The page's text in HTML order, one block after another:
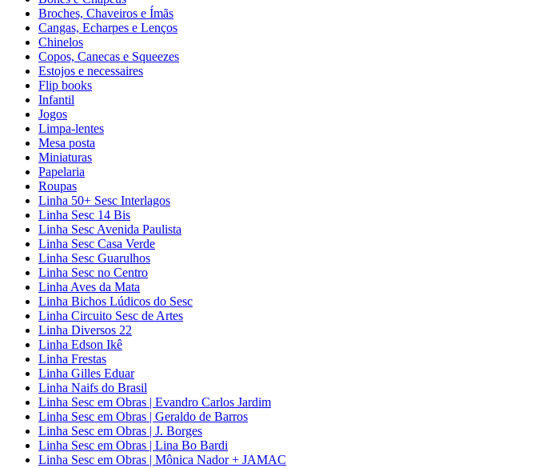
Broches, Chaveiros e Ímãs
Cangas, Echarpes e Lenços
Chinelos
Copos, Canecas e Squeezes
Estojos e necessaires
Flip books
Infantil
Jogos
Limpa-lentes
Mesa posta
Miniaturas
Papelaria
Roupas
Linha 50+ Sesc Interlagos
Linha Sesc 14 Bis
Linha Sesc Avenida Paulista
Linha Sesc Casa Verde
Linha Sesc Guarulhos
Linha Sesc no Centro
Linha Aves da Mata
Linha Bichos Lúdicos do Sesc
Linha Circuito Sesc de Artes
Linha Diversos 22
Linha Edson Ikê
Linha Frestas
Linha Gilles Eduar
Linha Naifs do Brasil
Linha Sesc em Obras | Evandro Carlos Jardim
Linha Sesc em Obras | Geraldo de Barros
Linha Sesc em Obras | J. Borges
Linha Sesc em Obras | Lina Bo Bardi
Linha Sesc em Obras | Mônica Nador + JAMAC